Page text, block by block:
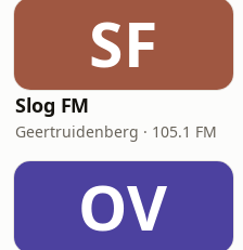
SF
Slog FM
Geertruidenberg · 105.1 FM
OV